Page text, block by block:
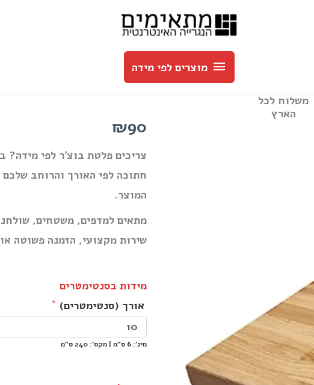
מוצרים
לפי
מידה
מוצרים לפי מידה
משלוח לכל
הארץ
₪90
צריכים פלטת בוצ׳ר לפי מידה?
חתוכה לפי האורך והרוחב
המוצר.
מתאים למדפים, משטחים,
שירות מקצועי, הזמנה פשוטה אונליין ו־5
מידות בסנטימטרים
אורך (סנטימטרים)
מינ׳: 6 ס״מ | מקס׳: 240 ס״מ